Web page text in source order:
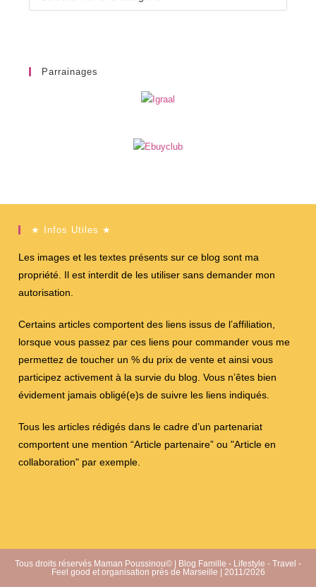
Parrainages
★ Infos Utiles ★
Les images et les textes présents sur ce blog sont ma
propriété. Il est interdit de les utiliser sans demander mon
autorisation.
Certains articles comportent des liens issus de l’affiliation,
lorsque vous passez par ces liens pour commander vous me
permettez de toucher un % du prix de vente et ainsi vous
participez activement à la survie du blog. Vous n’êtes bien
évidement jamais obligé(e)s de suivre les liens indiqués.
Tous les articles rédigés dans le cadre d’un partenariat
comportent une mention “Article partenaire” ou "Article en
collaboration" par exemple.
Tous droits réservés Maman Poussinou© | Blog Famille - Lifestyle - Travel -
Feel good et organisation près de Marseille | 2011/2026